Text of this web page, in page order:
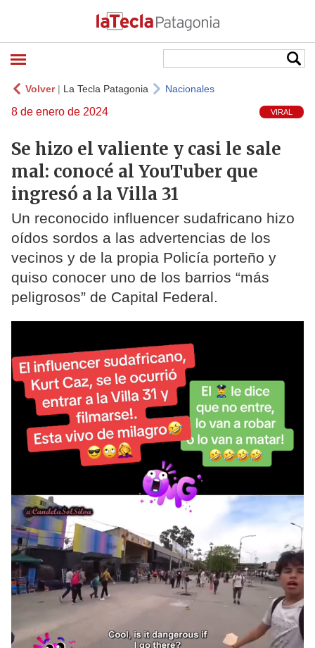
Volver| La Tecla Patagonia Nacionales
8 de enero de 2024 VIRAL
Se hizo el valiente y casi le sale
mal: conocé al YouTuber que
ingresó a la Villa 31
Un reconocido influencer sudafricano hizo
oídos sordos a las advertencias de los
vecinos y de la propia Policía porteño y
quiso conocer uno de los barrios “más
peligrosos” de Capital Federal.